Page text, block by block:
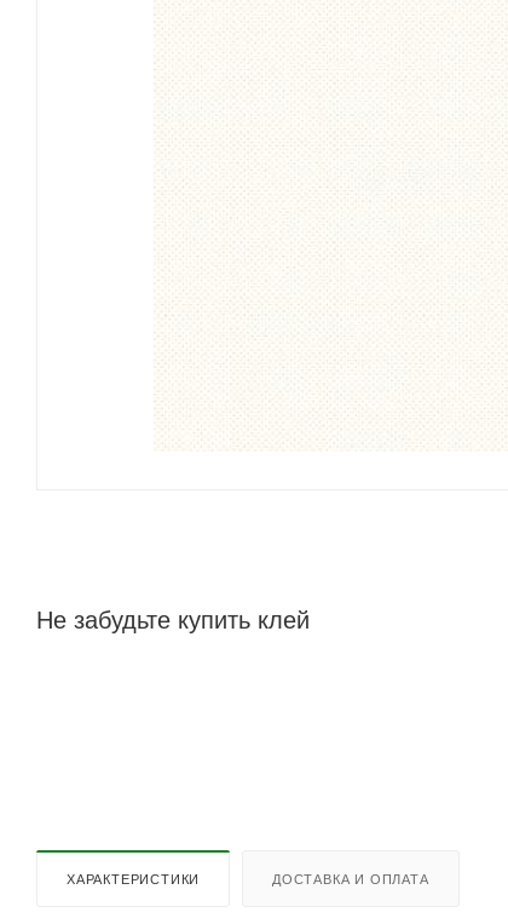
Не забудьте купить клей
ХАРАКТЕРИСТИКИ ДОСТАВКА И ОПЛАТА